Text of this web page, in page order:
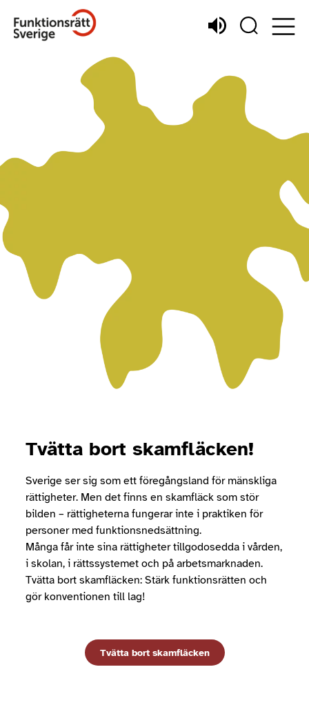
Tvätta bort skamfläcken!
Sverige ser sig som ett föregångsland för mänskliga
rättigheter. Men det finns en skamfläck som stör
bilden – rättigheterna fungerar inte i praktiken för
personer med funktionsnedsättning.
Många får inte sina rättigheter tillgodosedda i vården,
i skolan, i rättssystemet och på arbetsmarknaden.
Tvätta bort skamfläcken: Stärk funktionsrätten och
gör konventionen till lag!
Tvätta bort skamfläcken